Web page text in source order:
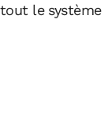
le système